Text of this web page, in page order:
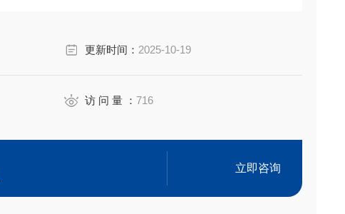
更新时间： 2025-10-19
访 问 量 ： 716
立即咨询